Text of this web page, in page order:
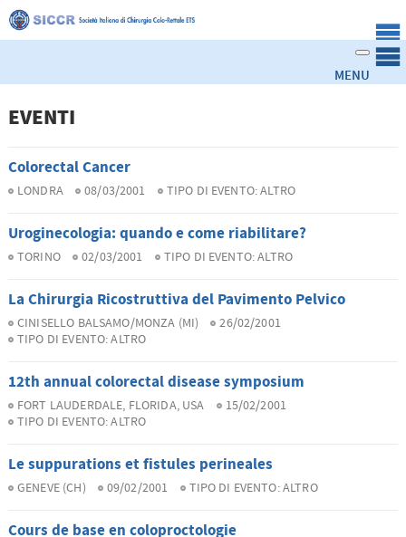
EVENTI
Colorectal Cancer
LONDRA 08/03/2001 TIPO DI EVENTO:ALTRO
Uroginecologia: quando e come riabilitare?
TORINO 02/03/2001 TIPO DI EVENTO:ALTRO
La Chirurgia Ricostruttiva del Pavimento Pelvico
CINISELLO BALSAMO/MONZA (MI)
26/02/2001
TIPO DI EVENTO:ALTRO
12th annual colorectal disease symposium
FORT LAUDERDALE, FLORIDA, USA
15/02/2001
TIPO DI EVENTO:ALTRO
Le suppurations et fistules perineales
GENEVE (CH) 09/02/2001 TIPO DI EVENTO:ALTRO
Cours de base en coloproctologie